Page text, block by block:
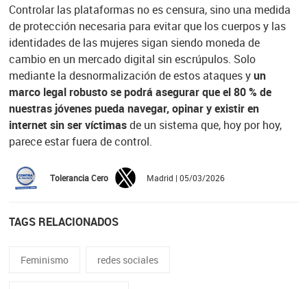
Controlar las plataformas no es censura, sino una medida
de protección necesaria para evitar que los cuerpos y las
identidades de las mujeres sigan siendo moneda de
cambio en un mercado digital sin escrúpulos. Solo
mediante la desnormalización de estos ataques yun
marco legal robusto se podrá asegurar que el 80 % de
nuestras jóvenes pueda navegar, opinar y existir en
internet sin ser víctimasde un sistema que, hoy por hoy,
parece estar fuera de control.
Tolerancia Cero Madrid | 05/03/2026
TAGS RELACIONADOS
Feminismo redes sociales